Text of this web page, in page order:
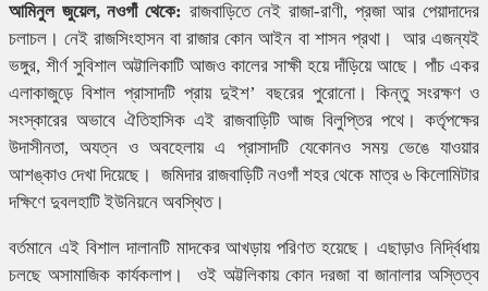
আমিনুল জুয়েল, নওগাঁ থেকে: রাজবাড়িতে নেই রাজা-রাণী, প্রজা আর পেয়াদাদের
চলাচল। নেই রাজসিংহাসন বা রাজার কোন আইন বা শাসন প্রথা। আর এজন্যই
ভঙ্গুর, শীর্ণ সুবিশাল অট্টালিকাটি আজও কালের সাক্ষী হয়ে দাঁড়িয়ে আছে। পাঁচ একর
এলাকাজুড়ে বিশাল প্রাসাদটি প্রায় দুইশ’ বছরের পুরোনো। কিন্তু সংরক্ষণ ও
সংস্কারের অভাবে ঐতিহাসিক এই রাজবাড়িটি আজ বিলুপ্তির পথে। কর্তৃপক্ষের
উদাসীনতা, অযত্ন ও অবহেলায় এ প্রাসাদটি যেকোনও সময় ভেঙে যাওয়ার
আশঙ্কাও দেখা দিয়েছে। জমিদার রাজবাড়িটি নওগাঁ শহর থেকে মাত্র ৬ কিলোমিটার
দক্ষিণে দুবলহাটি ইউনিয়নে অবস্থিত।
বর্তমানে এই বিশাল দালানটি মাদকের আখড়ায় পরিণত হয়েছে। এছাড়াও নির্দ্বিধায়
চলছে অসামাজিক কার্যকলাপ। ওই অট্টলিকায় কোন দরজা বা জানালার অস্তিত্ব